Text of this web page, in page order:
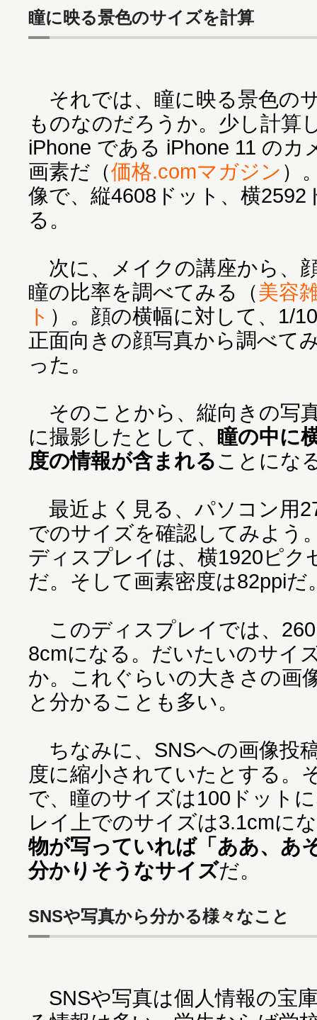
瞳に映る景色のサイズを計算
それでは、瞳に映る景色の
ものなのだろうか。少し計算
iPhone である iPhone 11 のカ
画素だ（価格.comマガジン ）
像で、縦4608ドット、横2592
る。
次に、メイクの講座から、
瞳の比率を調べてみる（美容
ト ）。顔の横幅に対して、1/
正面向きの顔写真から調べて
った。
そのことから、縦向きの写
に撮影したとして、 瞳の中に
度の情報が含まれることにな
最近よく見る、パソコン用
でのサイズを確認してみよう
ディスプレイは、横1920ピク
だ。そして画素密度は82ppiだ
このディスプレイでは、
8cmになる。だいたいのサイ
か。これぐらいの大きさの画
と分かることも多い。
ちなみに、SNSへの画像投
度に縮小されていたとする。
で、瞳のサイズは100ドット
レイ上でのサイズは3.1cmに
物が写っていれば「ああ、あ
分かりそうなサイズだ。
SNSや写真から分かる様々なこと
SNSや写真は個人情報の宝